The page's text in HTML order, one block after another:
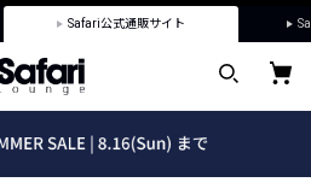
Safari公式通販サイト